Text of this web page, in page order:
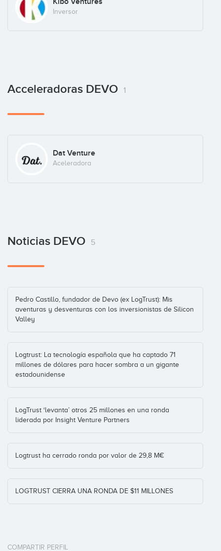
Juana Nuñez
Pedro Castillo
CEO
Inversor
Acceleradoras DEVO 1
Dat Venture
Aceleradora
Noticias DEVO 5
Pedro Castillo, fundador de Devo (ex LogTrust): Mis
aventuras y desventuras con los inversionistas de Silicon
Valley
Logtrust: La tecnología española que ha captado 71
millones de dólares para hacer sombra a un gigante
estadounidense
LogTrust ‘levanta’ otros 25 millones en una ronda
liderada por Insight Venture Partners
Logtrust ha cerrado ronda por valor de 29,8 M€
LOGTRUST CIERRA UNA RONDA DE $11 MILLONES
COMPARTIR PERFIL